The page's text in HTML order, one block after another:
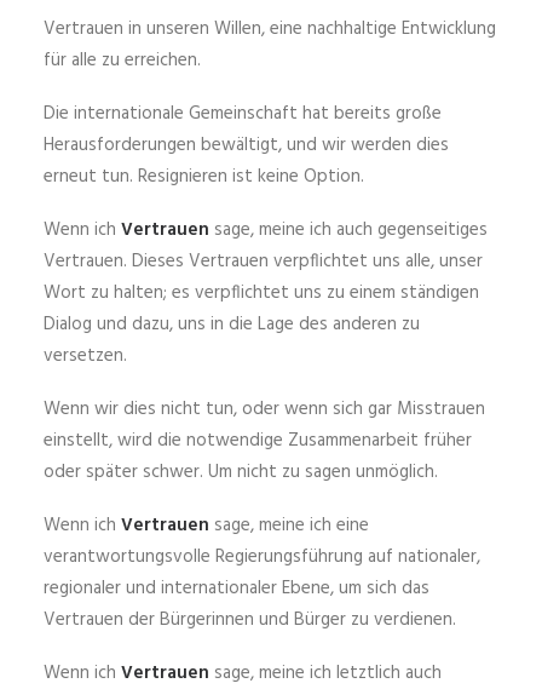
Vertrauen in unseren Willen, eine nachhaltige Entwicklung
für alle zu erreichen.
Die internationale Gemeinschaft hat bereits große
Herausforderungen bewältigt, und wir werden dies
erneut tun. Resignieren ist keine Option.
Wenn ich Vertrauen sage, meine ich auch gegenseitiges
Vertrauen. Dieses Vertrauen verpflichtet uns alle, unser
Wort zu halten; es verpflichtet uns zu einem ständigen
Dialog und dazu, uns in die Lage des anderen zu
versetzen.
Wenn wir dies nicht tun, oder wenn sich gar Misstrauen
einstellt, wird die notwendige Zusammenarbeit früher
oder später schwer. Um nicht zu sagen unmöglich.
Wenn ich Vertrauen sage, meine ich eine
verantwortungsvolle Regierungsführung auf nationaler,
regionaler und internationaler Ebene, um sich das
Vertrauen der Bürgerinnen und Bürger zu verdienen.
Wenn ich Vertrauen sage, meine ich letztlich auch